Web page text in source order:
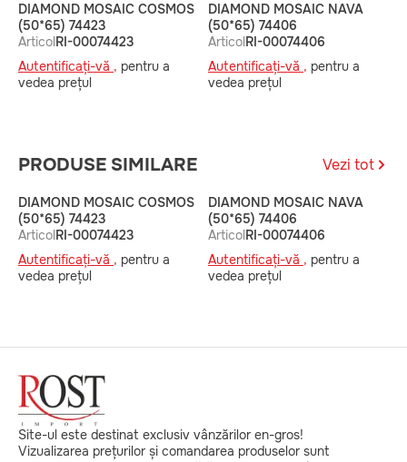
DIAMOND MOSAIC COSMOS
(50*65) 74423
ArticolRI-00074423
Autentificați-vă , pentru a
vedea prețul
DIAMOND MOSAIC NAVA
(50*65) 74406
ArticolRI-00074406
Autentificați-vă , pentru a
vedea prețul
PRODUSE SIMILARE Vezi tot
DIAMOND MOSAIC COSMOS
(50*65) 74423
ArticolRI-00074423
Autentificați-vă , pentru a
vedea prețul
DIAMOND MOSAIC NAVA
(50*65) 74406
ArticolRI-00074406
Autentificați-vă , pentru a
vedea prețul
Site-ul este destinat exclusiv vânzărilor en-gros!
Vizualizarea prețurilor și comandarea produselor sunt